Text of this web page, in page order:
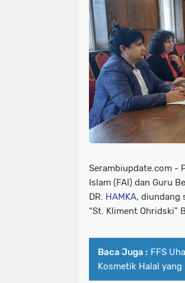
Serambiupdate.com -
Islam (FAI) dan Guru
DR. HAMKA, diundang
“St. Kliment Ohridski”
Baca Juga : FFS
Kosmetik Halal